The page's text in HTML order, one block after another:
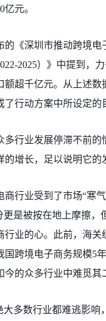
亿元。
的《深圳市推动跨境电
2025）》中提到，力
额超千亿元。从上述数
行动方案中所设定的
多行业发展停滞不前的
的增长，足以说明它的
商行业受到了市场“寒
更是被按在地上摩擦，
行业的心。此前，海关
国跨境电子商务规模5年
的众多行业中难觅其
大多数行业都难逃影响